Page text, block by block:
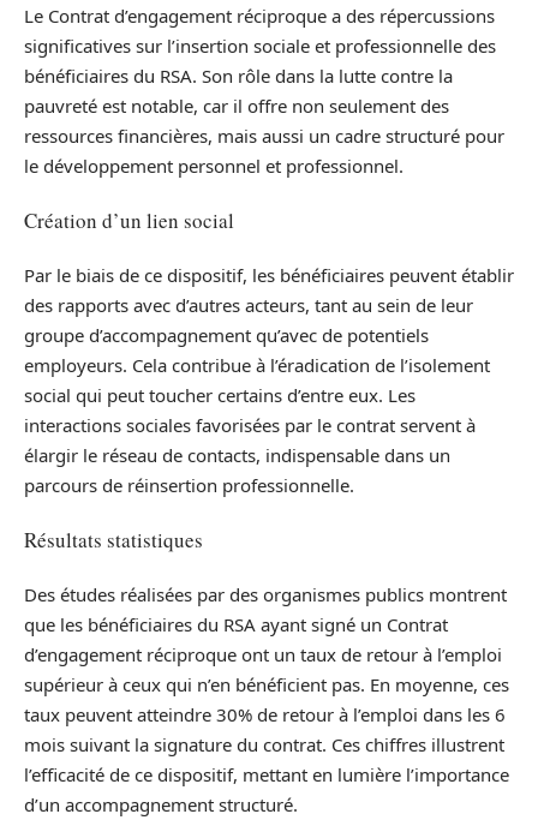
Le Contrat d’engagement réciproque a des répercussions
significatives sur l’insertion sociale et professionnelle des
bénéficiaires du RSA. Son rôle dans la lutte contre la
pauvreté est notable, car il offre non seulement des
ressources financières, mais aussi un cadre structuré pour
le développement personnel et professionnel.
Création d’un lien social
Par le biais de ce dispositif, les bénéficiaires peuvent établir
des rapports avec d’autres acteurs, tant au sein de leur
groupe d’accompagnement qu’avec de potentiels
employeurs. Cela contribue à l’éradication de l’isolement
social qui peut toucher certains d’entre eux. Les
interactions sociales favorisées par le contrat servent à
élargir le réseau de contacts, indispensable dans un
parcours de réinsertion professionnelle.
Résultats statistiques
Des études réalisées par des organismes publics montrent
que les bénéficiaires du RSA ayant signé un Contrat
d’engagement réciproque ont un taux de retour à l’emploi
supérieur à ceux qui n’en bénéficient pas. En moyenne, ces
taux peuvent atteindre 30% de retour à l’emploi dans les 6
mois suivant la signature du contrat. Ces chiffres illustrent
l’efficacité de ce dispositif, mettant en lumière l’importance
d’un accompagnement structuré.